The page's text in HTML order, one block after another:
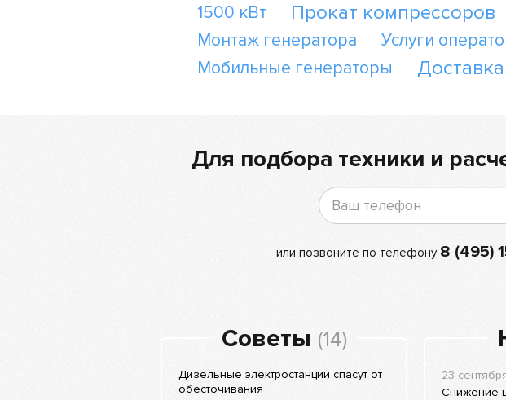
1500 кВт Прокат компрессоров
Монтаж генератора
Услуги
Мобильные генераторы
Для подбора техники и
или позвоните по телефону 8 (495)
Советы (14)
Дизельные электростанции спасут от
обесточивания
23
Снижение